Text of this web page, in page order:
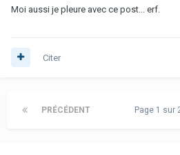
Moi aussi je pleure avec ce post... erf.
Citer
PRÉCÉDENT Page 1 sur